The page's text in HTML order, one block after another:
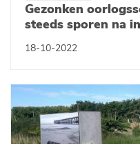
Gezonken
steeds sporen na
18-10-2022